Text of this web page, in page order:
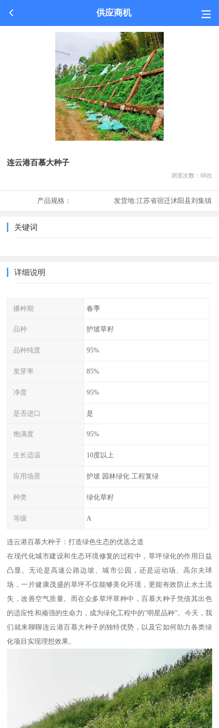
供应商机
连云港百慕大种子
浏览次数： 68次
产品规格： 发货地:江苏省宿迁沭阳县刘集镇
关键词
详细说明
播种期 春季
品种 护坡草籽
品种纯度 95%
发芽率 85%
净度 95%
是否进口 是
饱满度 95%
生长适温 10度以上
应用场景 护坡 园林绿化 工程复绿
种类 绿化草籽
等级 A
连云港百慕大种子：打造绿色生态的优选之道
在现代化城市建设和生态环境修复的过程中，草坪绿化的作用日益
凸显。无论是高速公路边坡、城市公园，还是运动场、高尔夫球
场，一片健康茂盛的草坪不仅能够美化环境，更能有效防止水土流
失，改善空气质量。而在众多草坪草种中，百慕大种子凭借其出色
的适应性和顽强的生命力，成为绿化工程中的“明星品种”。今天，我
们就来聊聊连云港百慕大种子的独特优势，以及它如何助力各类绿
化项目实现理想效果。